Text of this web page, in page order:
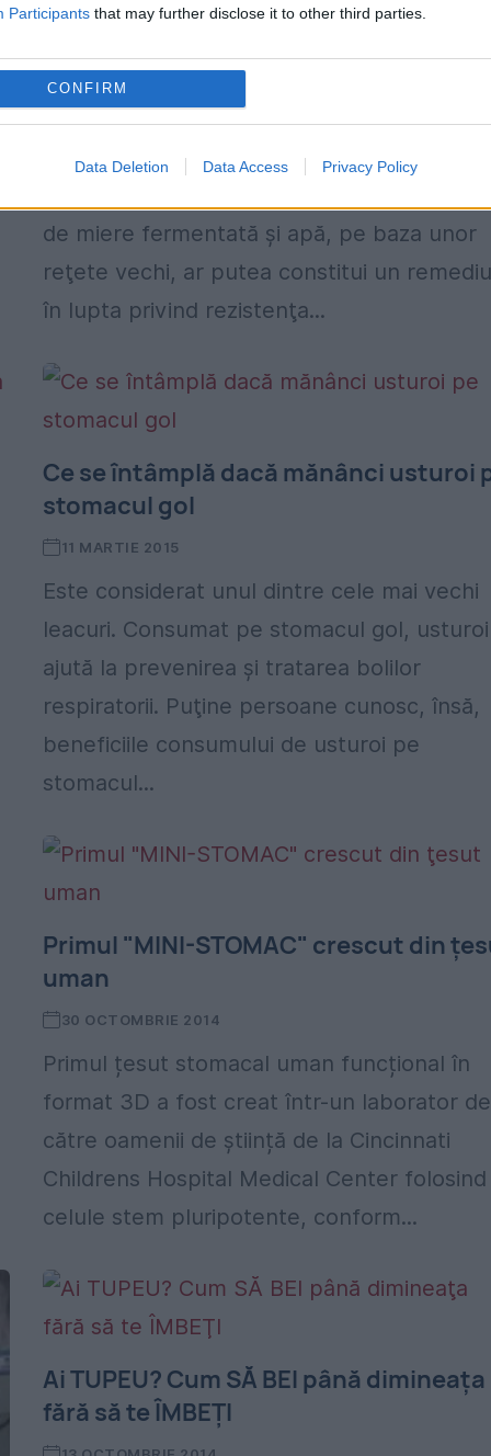
Participants that may further disclose it to other third parties.
CONFIRM
Data Deletion Data Access Privacy Policy
numai din miere
15 IUNIE 2015
Cercetătorii suedezi au descoperit că o
de miere fermentată şi apă, pe baza unor
reţete vechi, ar putea constitui un
în lupta privind rezistenţa...
Ce se întâmplă dacă mănânci usturoi
stomacul gol
11 MARTIE 2015
Este considerat unul dintre cele mai vechi
leacuri. Consumat pe stomacul gol,
ajută la prevenirea şi tratarea bolilor
respiratorii. Puţine persoane cunosc, însă,
beneficiile consumului de usturoi pe
stomacul...
Primul "MINI-STOMAC" crescut din
uman
30 OCTOMBRIE 2014
Primul țesut stomacal uman funcțional în
format 3D a fost creat într-un laborator de
către oamenii de știință de la Cincinnati
Childrens Hospital Medical Center folosind
celule stem pluripotente, conform...
Ai TUPEU? Cum SĂ BEI până dimineaţa
fără să te ÎMBEŢI